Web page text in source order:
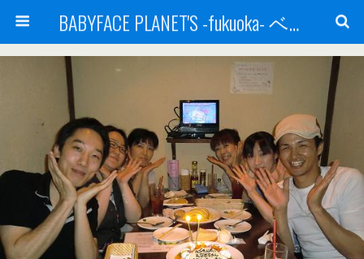
BABYFACE PLANET'S -fukuoka- ベビーフェイスプラネッツ 福岡(ベビフェ福岡)